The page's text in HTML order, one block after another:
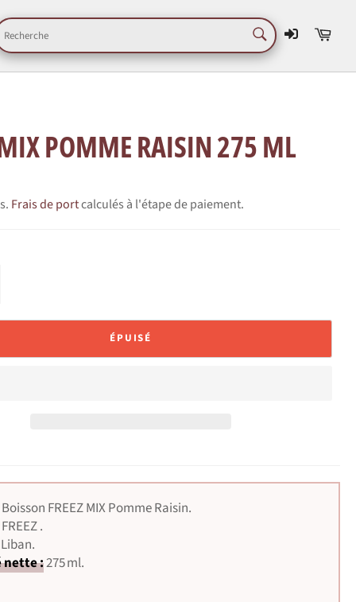
Recherche
POMME RAISIN 275 ML
Frais de portcalculés à l'étape de paiement.
ÉPUISÉ
Boisson FREEZ MIX Pomme Raisin.
FREEZ .
Liban.
nette :275 ml.